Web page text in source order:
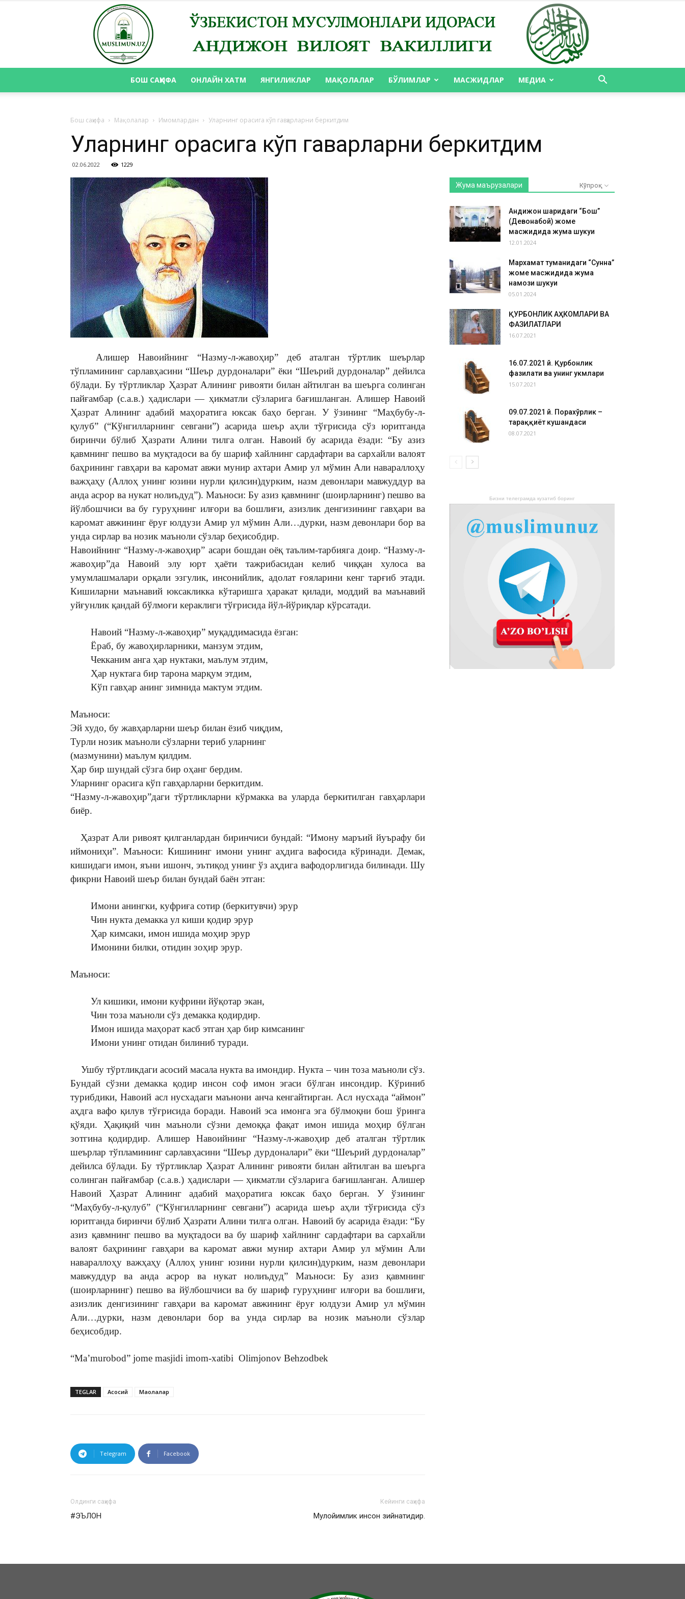
БОШ САҲИФА ОНЛАЙН ХАТМ ЯНГИЛИКЛАР МАҚОЛАЛАР БЎЛИМЛАР МАСЖИДЛАР МЕДИА
Бош саҳифа Мақолалар Имомлардан Уларнинг орасига кўп гавҳарларни беркитдим
Уларнинг орасига кўп гавҳарларни беркитдим
02.06.2022 1229
Aлишер Навоийнинг “Назму-л-жавоҳир” деб аталган тўртлик шеърлар
тўпламининг сарлавҳасини “Шеър дурдоналари” ёки “Шеърий дурдоналар” дейилса
бўлади. Бу тўртликлар Ҳазрат Алининг ривояти билан айтилган ва шеърга солинган
пайғамбар (с.а.в.) ҳадислари — ҳикматли сўзларига бағишланган. Алишер Навоий
Ҳазрат Алининг адабий маҳоратига юксак баҳо берган. У ўзининг “Маҳбубу-л-
қулуб” (“Кўнгилларнинг севгани”) асарида шеър аҳли тўғрисида сўз юритганда
биринчи бўлиб Ҳазрати Алини тилга олган. Навоий бу асарида ёзади: “Бу азиз
қавмнинг пешво ва муқтадоси ва бу шариф хайлнинг сардафтари ва сархайли валоят
баҳрининг гавҳари ва каромат авжи мунир ахтари Амир ул мўмин Али навараллоҳу
важҳаҳу (Аллоҳ унинг юзини нурли қилсин)дурким, назм девонлари мавжуддур ва
анда асрор ва нукат нолиъдуд”). Маъноси: Бу азиз қавмнинг (шоирларнинг) пешво ва
йўлбошчиси ва бу гуруҳнинг илғори ва бошлиғи, азизлик денгизининг гавҳари ва
каромат авжининг ёруғ юлдузи Амир ул мўмин Али…дурки, назм девонлари бор ва
унда сирлар ва нозик маъноли сўзлар беҳисобдир.
Навоийнинг “Назму-л-жавоҳир” асари бошдан оёқ таълим-тарбияга доир. “Назму-л-
жавоҳир”да Навоий элу юрт ҳаёти тажрибасидан келиб чиққан хулоса ва
умумлашмалари орқали эзгулик, инсонийлик, адолат ғояларини кенг тарғиб этади.
Кишиларни маънавий юксакликка кўтаришга ҳаракат қилади, моддий ва маънавий
уйғунлик қандай бўлмоғи кераклиги тўғрисида йўл-йўриқлар кўрсатади.
Навоий “Назму-л-жавоҳир” муқаддимасида ёзган:
Ёраб, бу жавоҳирларники, манзум этдим,
Чекканим анга ҳар нуктаки, маълум этдим,
Ҳар нуктага бир тарона марқум этдим,
Кўп гавҳар анинг зимнида мактум этдим.
Маъноси:
Эй худо, бу жавҳарларни шеър билан ёзиб чиқдим,
Турли нозик маъноли сўзларни териб уларнинг
(мазмунини) маълум қилдим.
Ҳар бир шундай сўзга бир оҳанг бердим.
Уларнинг орасига кўп гавҳарларни беркитдим.
“Назму-л-жавоҳир”даги тўртликларни кўрмакка ва уларда беркитилган гавҳарлари
биёр.
Ҳазрат Али ривоят қилганлардан биринчиси бундай: “Имону маръий йуърафу би
иймониҳи”. Маъноси: Кишининг имони унинг аҳдига вафосида кўринади. Демак,
кишидаги имон, яъни ишонч, эътиқод унинг ўз аҳдига вафодорлигида билинади. Шу
фикрни Навоий шеър билан бундай баён этган:
Имони анингки, куфриға сотир (беркитувчи) эрур
Чин нукта демакка ул киши қодир эрур
Ҳар кимсаки, имон ишида моҳир эрур
Имонини билки, отидин зоҳир эрур.
Маъноси:
Ул кишики, имони куфрини йўқотар экан,
Чин тоза маъноли сўз демакка қодирдир.
Имон ишида маҳорат касб этган ҳар бир кимсанинг
Имони унинг отидан билиниб туради.
Ушбу тўртликдаги асосий масала нукта ва имондир. Нукта – чин тоза маъноли сўз.
Бундай сўзни демакка қодир инсон соф имон эгаси бўлган инсондир. Кўриниб
турибдики, Навоий асл нусхадаги маънони анча кенгайтирган. Асл нусхада “аймон”
аҳдга вафо қилув тўғрисида боради. Навоий эса имонга эга бўлмоқни бош ўринга
қўяди. Ҳақиқий чин маъноли сўзни демоққа фақат имон ишида моҳир бўлган
зотгина қодирдир. Aлишер Навоийнинг “Назму-л-жавоҳир деб аталган тўртлик
шеърлар тўпламининг сарлавҳасини “Шеър дурдоналари” ёки “Шеърий дурдоналар”
дейилса бўлади. Бу тўртликлар Ҳазрат Алининг ривояти билан айтилган ва шеърга
солинган пайғамбар (с.а.в.) ҳадислари — ҳикматли сўзларига бағишланган. Алишер
Навоий Ҳазрат Алининг адабий маҳоратига юксак баҳо берган. У ўзининг
“Маҳбубу-л-қулуб” (“Кўнгилларнинг севгани”) асарида шеър аҳли тўғрисида сўз
юритганда биринчи бўлиб Ҳазрати Алини тилга олган. Навоий бу асарида ёзади: “Бу
азиз қавмнинг пешво ва муқтадоси ва бу шариф хайлнинг сардафтари ва сархайли
валоят баҳрининг гавҳари ва каромат авжи мунир ахтари Амир ул мўмин Али
навараллоҳу важҳаҳу (Аллоҳ унинг юзини нурли қилсин)дурким, назм девонлари
мавжуддур ва анда асрор ва нукат нолиъдуд” Маъноси: Бу азиз қавмнинг
(шоирларнинг) пешво ва йўлбошчиси ва бу шариф гуруҳнинг илғори ва бошлиғи,
азизлик денгизининг гавҳари ва каромат авжининг ёруғ юлдузи Амир ул мўмин
Али…дурки, назм девонлари бор ва унда сирлар ва нозик маъноли сўзлар
беҳисобдир.
“Ma’murobod” jome masjidi imom-xatibi Olimjonov Behzodbek
TEGLAR Асосий Мақолалар
Telegram Facebook
Олдинги саҳифа
#ЭЪЛОН
Кейинги саҳифа
Мулойимлик инсон зийнатидир.
Жума маърузалари Кўпроқ
Андижон шаҳридаги “Бош”
(Девонабой) жоме
масжидида жума шукуҳи
12.01.2024
Мархамат туманидаги “Сунна”
жоме масжидида жума
намози шукуҳи
05.01.2024
ҚУРБОНЛИК АҲКОМЛАРИ ВА
ФАЗИЛАТЛАРИ
16.07.2021
16.07.2021 й. Қурбонлик
фазилати ва унинг ҳукмлари
15.07.2021
09.07.2021 й. Порахўрлик –
тараққиёт кушандаси
08.07.2021
Бизни телеграмда кузатиб боринг